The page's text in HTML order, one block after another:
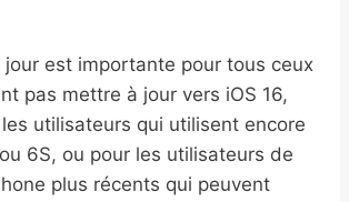
jour est importante pour tous ceux
pas mettre à jour vers iOS 16,
utilisateurs qui utilisent encore
6S, ou pour les utilisateurs de
plus récents qui peuvent